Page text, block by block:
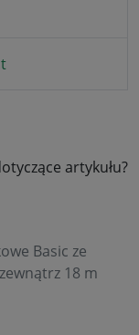
artykułu?
Basic ze
18 m